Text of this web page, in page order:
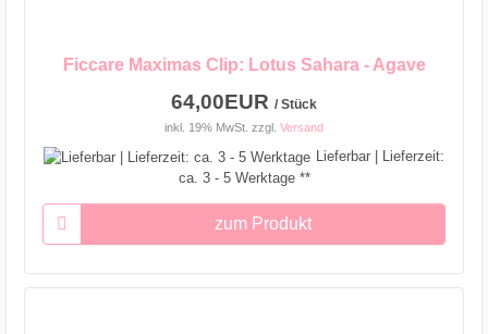
Ficcare Maximas Clip: Lotus Sahara - Agave
64,00EUR / Stück
inkl. 19% MwSt. zzgl. Versand
Lieferbar | Lieferzeit:
ca. 3 - 5 Werktage **
zum Produkt